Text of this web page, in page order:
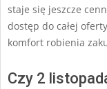
staje się jeszcze
dostęp do całej
komfort robienia
Czy 2